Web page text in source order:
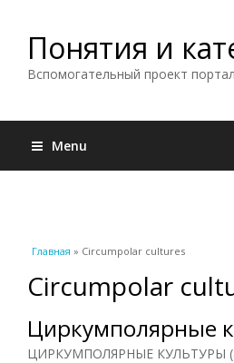
Понятия и
Вспомогательный проект
Menu
Вы здесь
Главная » Circumpolar cultures
Circumpolar
Циркумполярные
ЦИРКУМПОЛЯРНЫЕ КУЛЬТУРЫ